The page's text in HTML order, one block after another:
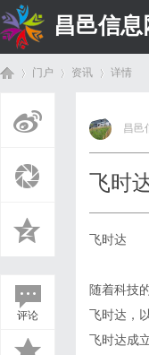
昌邑信息
门户 资讯
›
详情
评论
昌邑
飞时
飞时达
随着科技
飞时达，
飞时达成